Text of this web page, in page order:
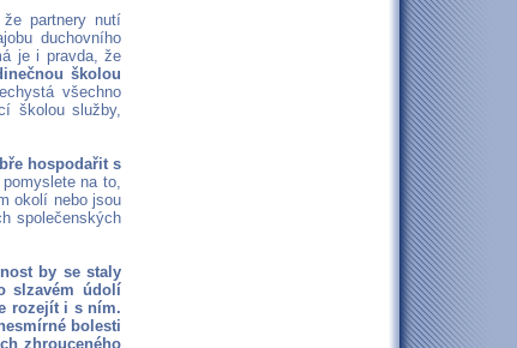
partnery nutí
duchovního
je i pravda, že
školou
všechno
školou služby,
hospodařit s
na to,
okolí nebo jsou
společenských
by se staly
slzavém údolí
rozejít i s ním.
bolesti
zhrouceného